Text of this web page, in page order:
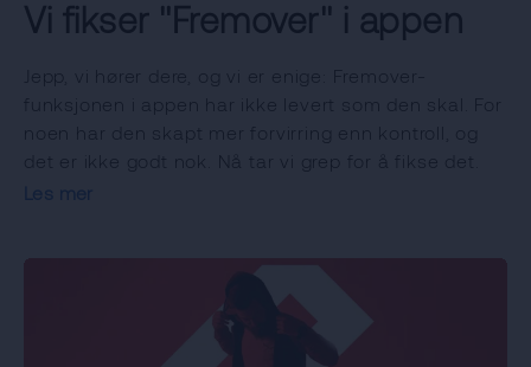
Vi fikser "Fremover" i appen
Jepp, vi hører dere, og vi er enige: Fremover-
funksjonen i appen har ikke levert som den skal. For
noen har den skapt mer forvirring enn kontroll, og
det er ikke godt nok. Nå tar vi grep for å fikse det.
Les mer